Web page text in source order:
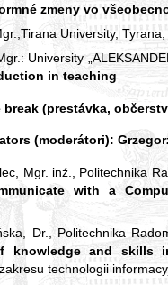
zmeny vo
University,
University
in teaching
break (prestávka,
(moderátori):
Mgr. inź., Politechnika
with a
Dr., Politechnika
knowledge and skills
technologii